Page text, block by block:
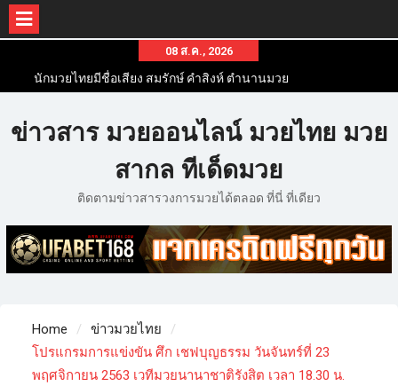
08 ส.ค., 2026
นักมวยไทยมีชื่อเสียง สมรักษ์ คำสิงห์ ตำนานมวย
นักมวยไทยชื่อดัง สุดยอดนักมวยไทยที่ดังไปทั่วโลก
ข่าวมวยไทยโครตฮอต เว็บข่าวมวยในทุกๆแวดวงมี
ข่าวสารวงการมวยมากมาย
ข่าวสาร มวยออนไลน์ มวยไทย มวย
สากล ทีเด็ดมวย
ติดตามข่าวสารวงการมวยได้ตลอด ที่นี่ ที่เดียว
Home
ข่าวมวยไทย
โปรแกรมการแข่งขัน ศึก เชฟบุญธรรม วันจันทร์ที่ 23
พฤศจิกายน 2563 เวทีมวยนานาชาติรังสิต เวลา 18.30 น.